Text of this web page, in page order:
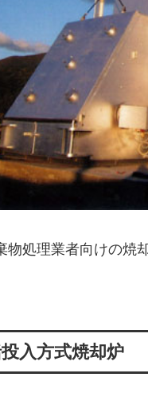
物処理業者向けの焼
入方式焼却炉